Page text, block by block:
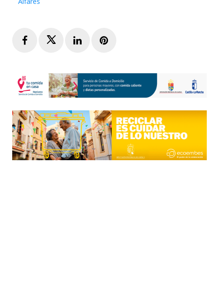
FacebookTwitterLinkedInPinterest